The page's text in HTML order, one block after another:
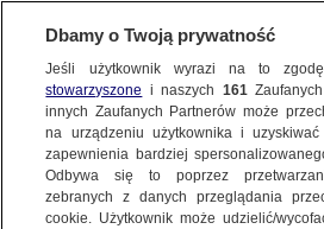
TVN
NAJNOWSZE
dzielnice:
ŚRÓDMIEŚCIE
Dzień
Jedno konto do
Dbamy o Twoją prywatność
Jeśli użytkownik wyrazi na to
stowarzyszone i naszych 161
innych Zaufanych Partnerów może
na urządzeniu użytkownika i
zapewnienia bardziej
Odbywa się to poprzez
zebranych z danych przeglądania
cookie. Użytkownik może udzielić/